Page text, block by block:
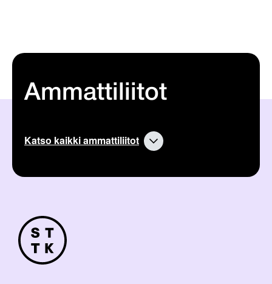
Ammattiliitot
Katso kaikki ammattiliitot